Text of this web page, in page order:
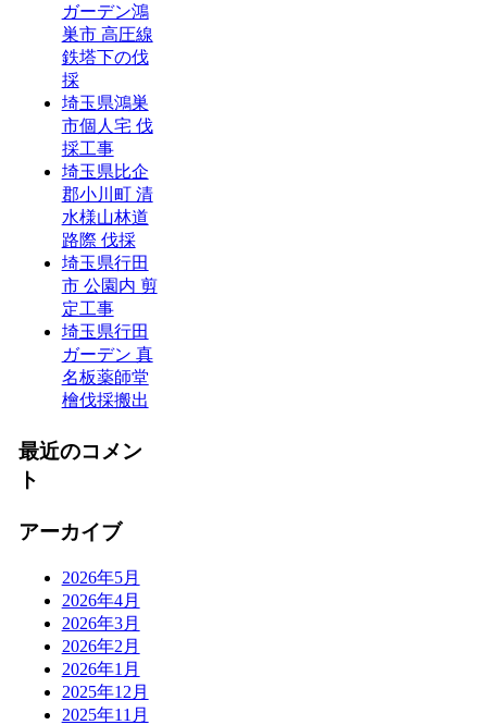
ガーデン鴻
巣市 高圧線
鉄塔下の伐
採
埼玉県鴻巣
市個人宅 伐
採工事
埼玉県比企
郡小川町 清
水様山林道
路際 伐採
埼玉県行田
市 公園内 剪
定工事
埼玉県行田
ガーデン 真
名板薬師堂
檜伐採搬出
最近のコメン
ト
アーカイブ
2026年5月
2026年4月
2026年3月
2026年2月
2026年1月
2025年12月
2025年11月